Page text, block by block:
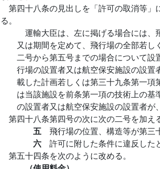
第四十八条の見出しを「許可の取消等
る。
運輸大臣は、左に掲げる場合には、
又は期間を定めて、飛行場の全部若
二号から第五号までの場合について
行場の設置者又は航空保安施設の設
載した計画若しくは第三十九条第一
は当該施設を前条第一項の技術上の
の設置者又は航空保安施設の設置者が
第四十八条第四号の次に次の二号を加え
五 飛行場の位置、構造等が第三
六 許可に附した条件に違反した
第五十四条を次のように改める。